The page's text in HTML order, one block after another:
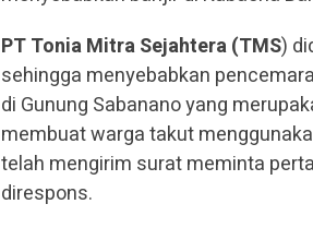
PT Tonia Mitra Sejahtera (TMS)
sehingga menyebabkan
di Gunung Sabanano yang
membuat warga takut
telah mengirim surat meminta
direspons.